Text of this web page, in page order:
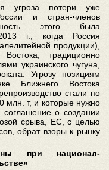
угроза потери уже
и стран-членов
этого была
г., когда Россия
продукции),
традиционно
украинского чугуна,
Угрозу позициям
Ближнего Востока
стали по
млн. т, и которые нужно
соглашение о создании
срыва, ЕС, с целью
обрат взоры к рынку
при национал-